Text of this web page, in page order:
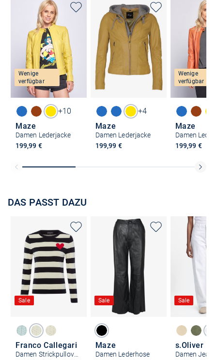
Wenige
verfügbar
+10
Maze
Damen Lederjacke
199,99 €
+4
Maze
Damen Lederjacke
199,99 €
Wenige
verfügbar
Maze
Damen
199,99 €
DAS PASST DAZU
Sale
Franco Callegari
Damen Strickpullover
Sale
Maze
Damen Lederhose
Sale
s.Oliver
Damen